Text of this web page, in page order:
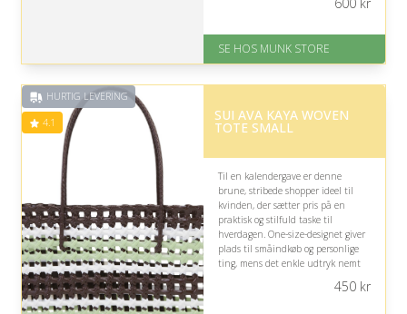
På lager
Levering: 1-2 dages levering
på 4.7 ud af 5
SE HOS MUNK STORE
HURTIG LEVERING
4.1 SUI AVA KAYA WOVEN
TOTE SMALL
Til en kalendergave er denne
brune, stribede shopper ideel til
kvinden, der sætter pris på en
praktisk og stilfuld taske til
hverdagen. One-size-designet giver
plads til småindkøb og personlige
ting, mens det enkle udtryk nemt
450kr